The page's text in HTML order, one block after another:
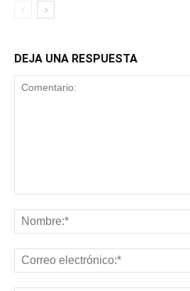
DEJA UNA RESPUESTA